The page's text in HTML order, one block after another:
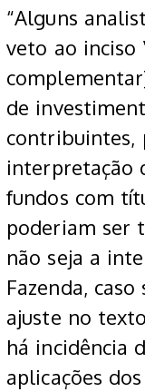
“Alguns
veto ao inciso
de
contribuintes,
interpretação
fundos com
poderiam ser
não seja a
Fazenda,
ajuste no
há incidência
aplicações